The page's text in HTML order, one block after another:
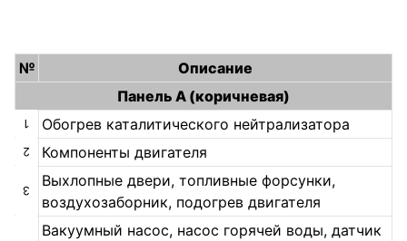
№
Описание
Панель А (коричневая)
1 Обогрев каталитического нейтрализатора
2 Компоненты двигателя
3
Выхлопные двери, топливные форсунки,
воздухозаборник, подогрев двигателя
Вакуумный насос, насос горячей воды, датчик